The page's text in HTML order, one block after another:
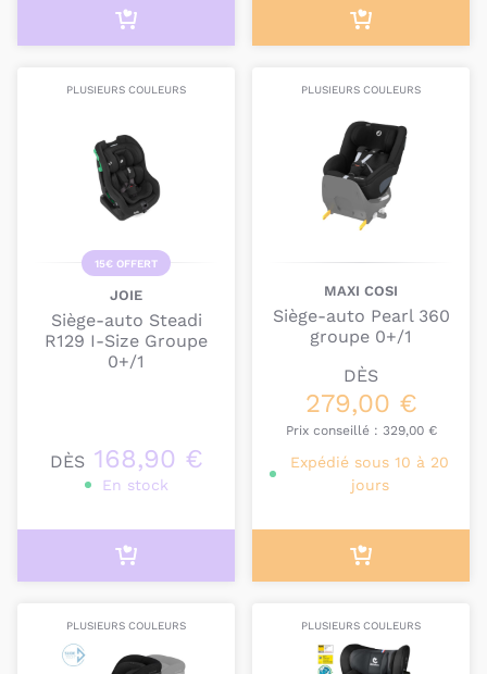
Le guide des labels des sièges-auto,
Vous pouvez également faire appel à notreservice-
par téléphone 05 62 26 47 05 ou par mail à
sc@bambinou.com
PLUSIEURS COULEURS
15€ OFFERT
JOIE
Siège-auto Steadi
R129 I-Size Groupe
0+/1
DÈS 168,90 €
En stock
PLUSIEURS COULEURS
MAXI COSI
Siège-auto Pearl 360
groupe 0+/1
DÈS
279,00 €
Prix conseillé : 329,00 €
Expédié sous 10 à 20
jours
PLUSIEURS COULEURS PLUSIEURS COULEURS